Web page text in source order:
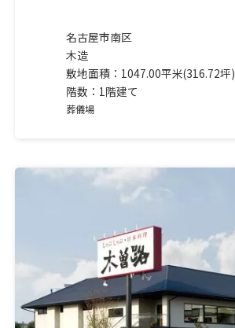
名古屋市南区
木造
敷地面積：1047.00平米(316.72坪)
階数：1階建て
葬儀場